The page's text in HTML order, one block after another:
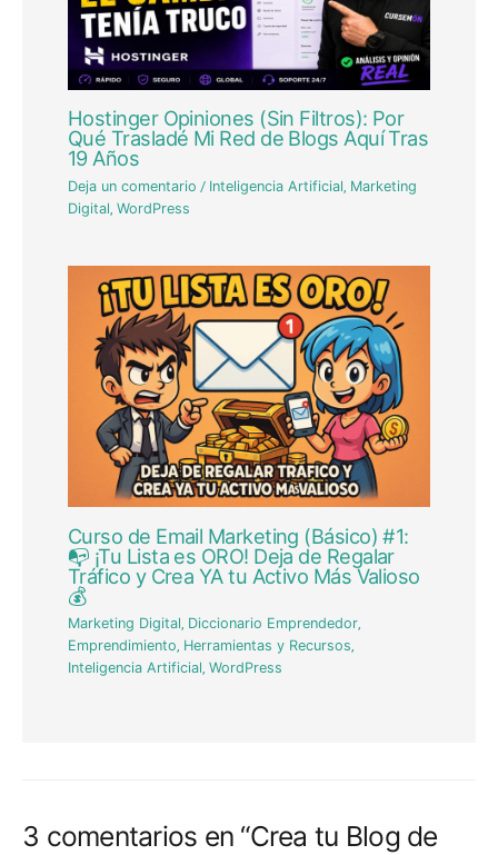
Hostinger Opiniones (Sin Filtros): Por
Qué Trasladé Mi Red de Blogs Aquí Tras
19 Años
Deja un comentario / Inteligencia Artificial Marketing
Digital ,WordPress
Curso de Email Marketing (Básico) #1:
📭 ¡Tu Lista es ORO! Deja de Regalar
Tráfico y Crea YA tu Activo Más Valioso
💰
Marketing Digital, Diccionario Emprendedor,
Emprendimiento, Herramientas y Recursos,
Inteligencia Artificial,WordPress
3 comentarios en “Crea tu Blog de